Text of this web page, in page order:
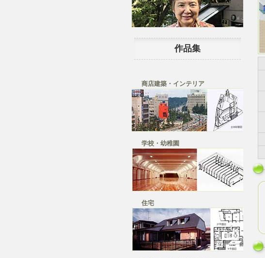
作品集
商店建築・インテリア
学校・幼稚園
住宅
一
管